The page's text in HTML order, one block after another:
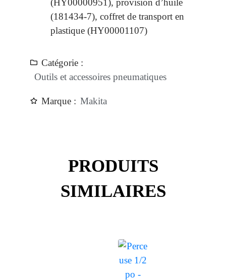
(HY00000951), provision d’huile
(181434-7), coffret de transport en
plastique (HY00001107)
Catégorie :
Outils et accessoires pneumatiques
Marque : Makita
PRODUITS
SIMILAIRES